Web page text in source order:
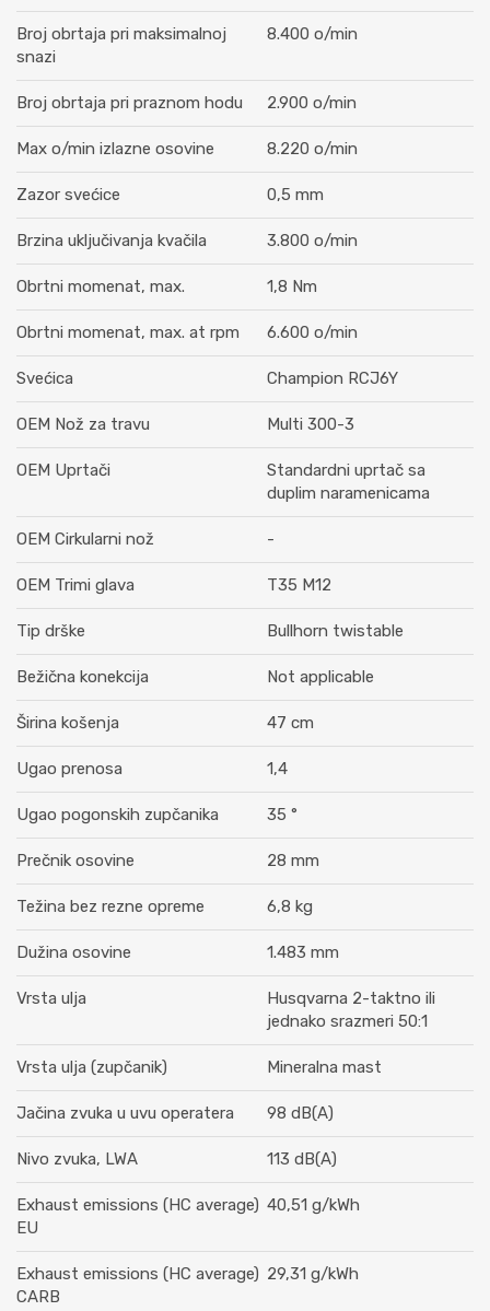
Broj obrtaja pri maksimalnoj
snazi
8.400 o/min
Broj obrtaja pri praznom hodu 2.900 o/min
Max o/min izlazne osovine 8.220 o/min
Zazor svećice 0,5 mm
Brzina uključivanja kvačila 3.800 o/min
Obrtni momenat, max. 1,8 Nm
Obrtni momenat, max. at rpm 6.600 o/min
Svećica Champion RCJ6Y
OEM Nož za travu Multi 300-3
OEM Uprtači
Standardni uprtač sa
duplim naramenicama
OEM Cirkularni nož -
OEM Trimi glava T35 M12
Tip drške Bullhorn twistable
Bežična konekcija Not applicable
Širina košenja 47 cm
Ugao prenosa 1,4
Ugao pogonskih zupčanika 35 °
Prečnik osovine 28 mm
Težina bez rezne opreme 6,8 kg
Dužina osovine 1.483 mm
Vrsta ulja
Husqvarna 2-taktno ili
jednako srazmeri 50:1
Vrsta ulja (zupčanik) Mineralna mast
Jačina zvuka u uvu operatera 98 dB(A)
Nivo zvuka, LWA 113 dB(A)
Exhaust emissions (HC average)
EU
40,51 g/kWh
Exhaust emissions (HC average)
CARB
29,31 g/kWh